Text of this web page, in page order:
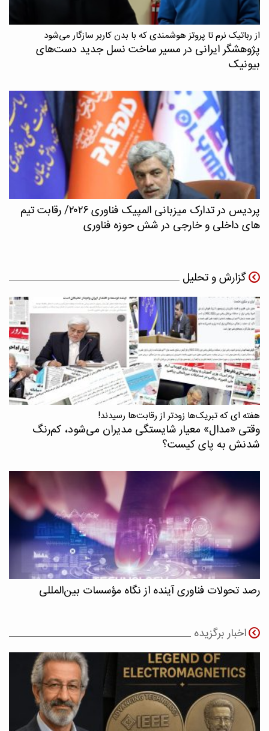
از رباتیک نرم تا پروتز هوشمندی که با بدن کاربر سازگار می‌شود
پژوهشگر ایرانی در مسیر ساخت نسل جدید دست‌های
بیونیک
پردیس در تدارک میزبانی المپیک فناوری ۲۰۲۶/ رقابت تیم
های داخلی و خارجی در شش حوزه فناوری
گزارش و تحلیل
هفته ای که تبریک‌ها زودتر از رقابت‌ها رسیدند!
وقتی «مدال‌» معیار شایستگی مدیران می‌شود، کم‌رنگ
شدنش به پای کیست؟
رصد تحولات فناوری آینده از نگاه مؤسسات بین‌المللی
اخبار برگزیده